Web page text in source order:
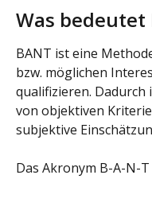
Was bedeutet
BANT ist eine
bzw. möglichen
qualifizieren.
von objektiven
subjektive
Das Akronym B-A-N-